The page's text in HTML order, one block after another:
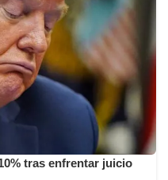
tras enfrentar juicio